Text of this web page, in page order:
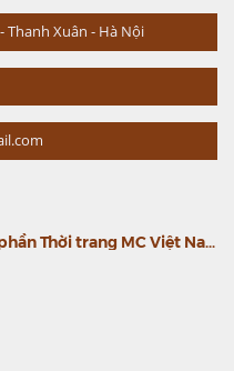
Thanh Xuân - Hà Nội
Công ty Cổ phần Thời trang MC Việt Nam (MC Fashion) tổ chức Gala mừng sinh nhật lần thứ 9